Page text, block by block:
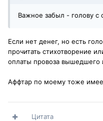
Важное забыл - голову с
Если нет денег, но есть
прочитать стихотворение
оплаты провоза вышедшего
Аффтар по моему тоже
Цитата